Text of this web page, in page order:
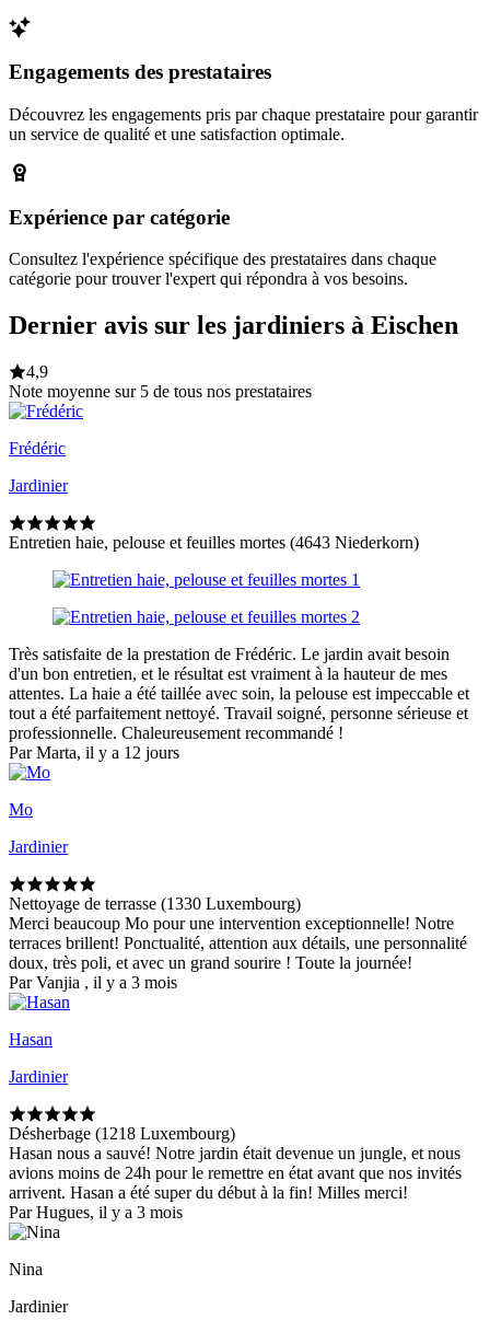
Engagements des prestataires
Découvrez les engagements pris par chaque prestataire pour garantir
un service de qualité et une satisfaction optimale.
Expérience par catégorie
Consultez l'expérience spécifique des prestataires dans chaque
catégorie pour trouver l'expert qui répondra à vos besoins.
Dernier avis sur les jardiniers à Eischen
4,9
Note moyenne sur 5 de tous nos prestataires
Frédéric
Jardinier
Entretien haie, pelouse et feuilles mortes (4643 Niederkorn)
Très satisfaite de la prestation de Frédéric. Le jardin avait besoin
d'un bon entretien, et le résultat est vraiment à la hauteur de mes
attentes. La haie a été taillée avec soin, la pelouse est impeccable et
tout a été parfaitement nettoyé. Travail soigné, personne sérieuse et
professionnelle. Chaleureusement recommandé !
Par Marta, il y a 12 jours
Mo
Jardinier
Nettoyage de terrasse (1330 Luxembourg)
Merci beaucoup Mo pour une intervention exceptionnelle! Notre
terraces brillent! Ponctualité, attention aux détails, une personnalité
doux, très poli, et avec un grand sourire ! Toute la journée!
Par Vanjia , il y a 3 mois
Hasan
Jardinier
Désherbage (1218 Luxembourg)
Hasan nous a sauvé! Notre jardin était devenue un jungle, et nous
avions moins de 24h pour le remettre en état avant que nos invités
arrivent. Hasan a été super du début à la fin! Milles merci!
Par Hugues, il y a 3 mois
Nina
Jardinier